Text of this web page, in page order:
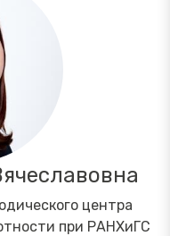
центра
при РАНХиГС